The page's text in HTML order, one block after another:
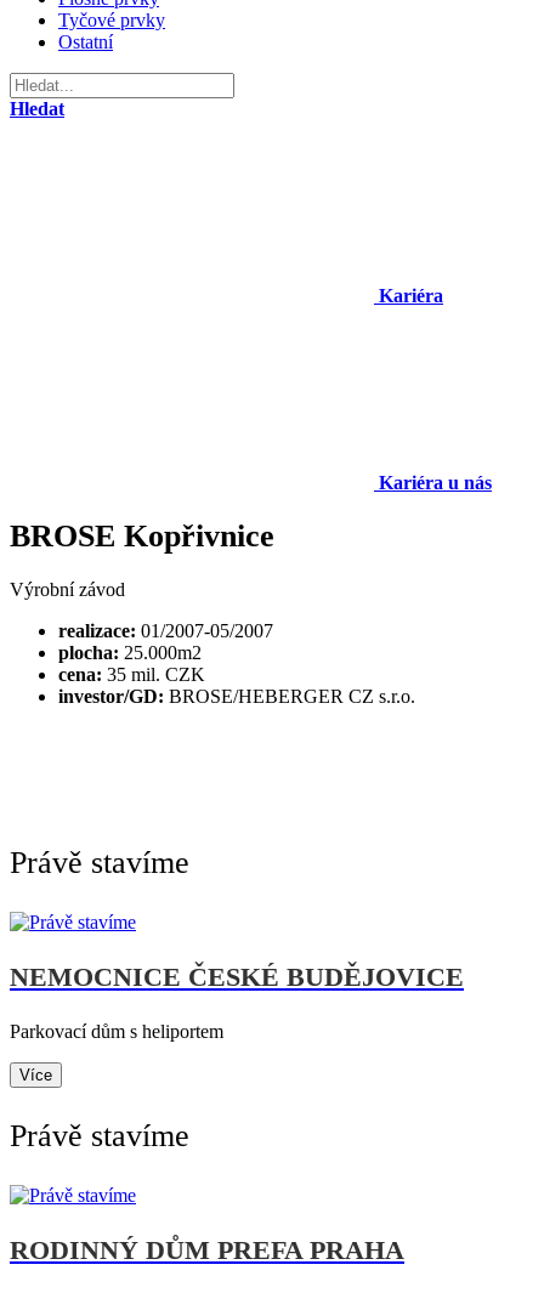
Tyčové prvky
Ostatní
Hledat
Kariéra
Kariéra u nás
BROSE Kopřivnice
Výrobní závod
realizace: 01/2007-05/2007
plocha: 25.000m2
cena: 35 mil. CZK
investor/GD: BROSE/HEBERGER CZ s.r.o.
Právě stavíme
NEMOCNICE ČESKÉ BUDĚJOVICE
Parkovací dům s heliportem
Více
Právě stavíme
RODINNÝ DŮM PREFA PRAHA